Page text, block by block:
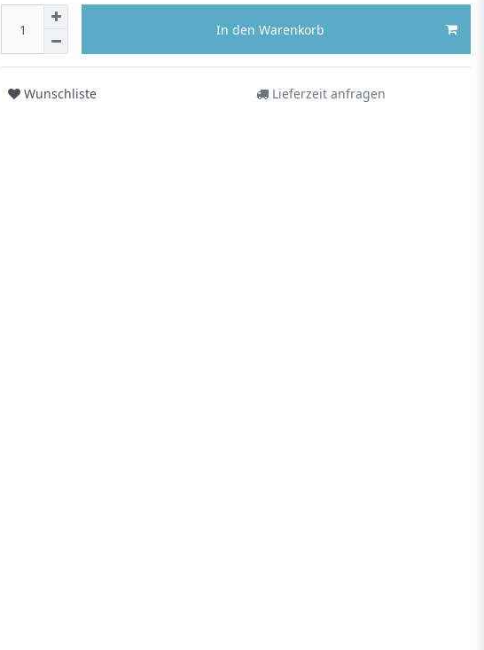
In den Warenkorb
Wunschliste Lieferzeit anfragen